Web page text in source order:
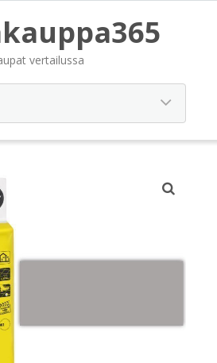
vertailussa